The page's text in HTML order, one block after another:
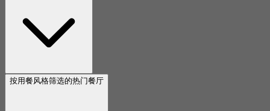
按用餐风格筛选的热门餐厅